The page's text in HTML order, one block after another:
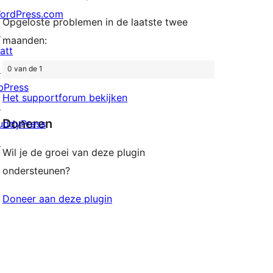
Opgeloste problemen in de laatste twee
maanden:
0 van de 1
Het supportforum bekijken
Doneren
Wil je de groei van deze plugin
ondersteunen?
Doneer aan deze plugin